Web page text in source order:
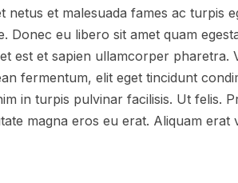
et malesuada fames ac turpis
Donec eu libero sit amet quam
est et sapien ullamcorper pharetra.
fermentum, elit eget tincidunt
in turpis pulvinar facilisis. Ut felis.
magna eros eu erat. Aliquam erat